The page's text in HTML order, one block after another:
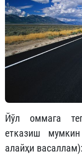
Йўл оммага
етказиш
алайҳи васаллам):